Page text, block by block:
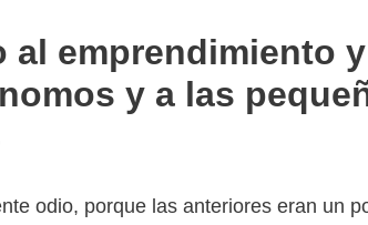
al emprendimiento
y a las
odio, porque las anteriores eran un